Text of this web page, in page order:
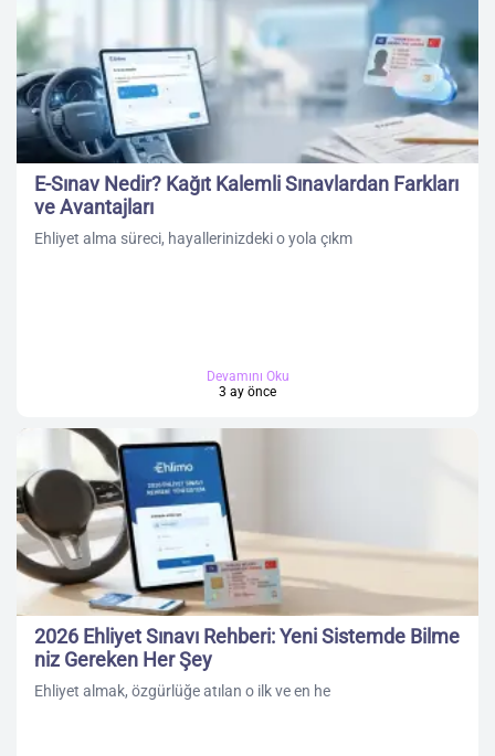
E-Sınav Nedir? Kağıt Kalemli Sınavlardan Farkları
ve Avantajları
Ehliyet alma süreci, hayallerinizdeki o yola çıkm
Devamını Oku
3 ay önce
2026 Ehliyet Sınavı Rehberi: Yeni Sistemde Bilme
niz Gereken Her Şey
Ehliyet almak, özgürlüğe atılan o ilk ve en he